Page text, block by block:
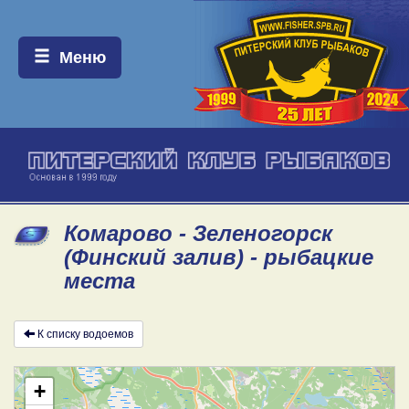
Меню:
Меню
Комарово - Зеленогорск
(Финский залив) - рыбацкие
места
К списку водоемов
+